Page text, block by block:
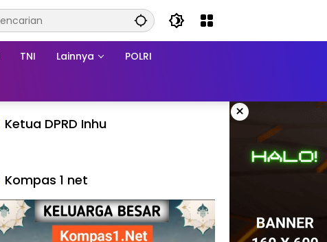
TNI Lainnya POLRI
×
Ketua DPRD Inhu
Kompas 1 net